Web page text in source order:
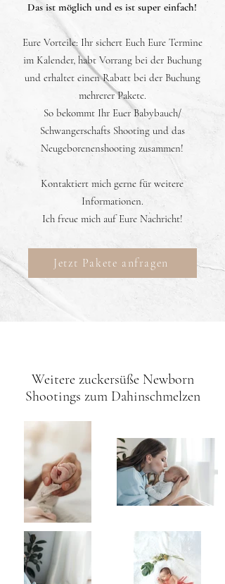
Das ist möglich und es ist super einfach!
Eure Vorteile: Ihr sichert Euch Eure Termine
im Kalender, habt Vorrang bei der Buchung
und erhaltet einen Rabatt bei der Buchung
mehrerer Pakete.
So bekommt Ihr Euer Babybauch/
Schwangerschafts Shooting und das
Neugeborenenshooting zusammen!
Kontaktiert mich gerne für weitere
Informationen.
Ich freue mich auf Eure Nachricht!
Jetzt Pakete anfragen
Weitere zuckersüße Newborn
Shootings zum Dahinschmelzen